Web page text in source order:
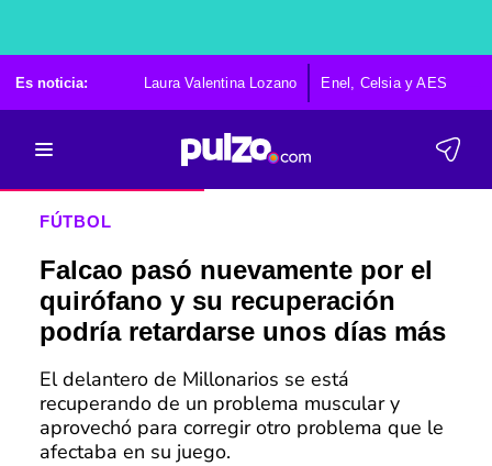
Es noticia: Laura Valentina Lozano Enel, Celsia y AES
FÚTBOL
Falcao pasó nuevamente por el
quirófano y su recuperación
podría retardarse unos días más
El delantero de Millonarios se está
recuperando de un problema muscular y
aprovechó para corregir otro problema que le
afectaba en su juego.